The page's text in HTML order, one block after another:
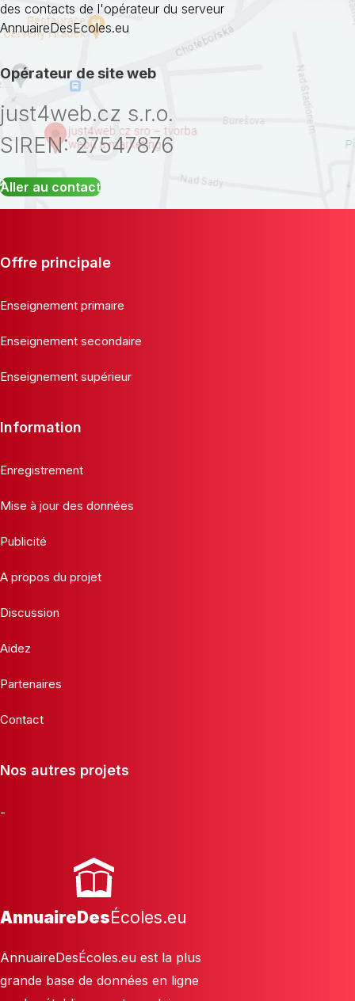
des contacts de l'opérateur du serveur
AnnuaireDesEcoles.eu
Opérateur de site web
just4web.cz s.r.o.
SIREN: 27547876
Aller au contact
Offre principale
Enseignement primaire
Enseignement secondaire
Enseignement supérieur
Information
Enregistrement
Mise à jour des données
Publicité
A propos du projet
Discussion
Aidez
Partenaires
Contact
Nos autres projets
-
AnnuaireDesÉcoles.eu
AnnuaireDesÉcoles.eu est la plus
grande base de données en ligne